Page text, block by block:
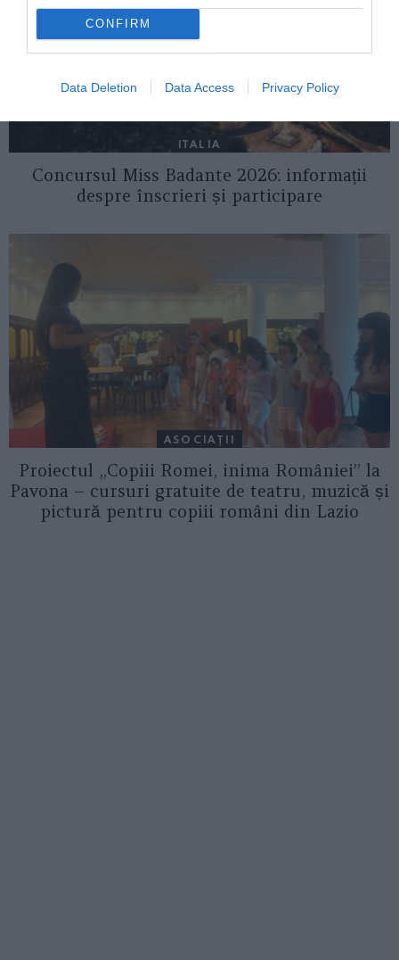
CONFIRM
Data Deletion Data Access Privacy Policy
ITALIA
Concursul Miss Badante 2026: informații
despre înscrieri și participare
ASOCIAŢII
Proiectul „Copiii Romei, inima României” la
Pavona – cursuri gratuite de teatru, muzică și
pictură pentru copiii români din Lazio